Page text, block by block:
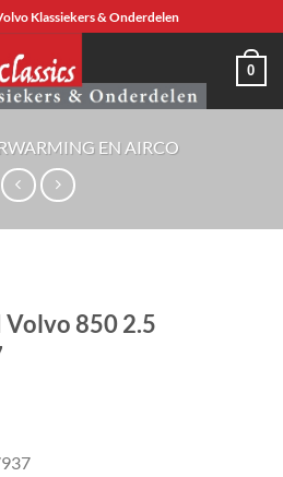
Klassiekers & Onderdelen
0
EN AIRCO
850 2.5